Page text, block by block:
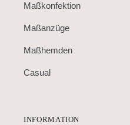
Maßkonfektion
Maßanzüge
Maßhemden
Casual
INFORMATION